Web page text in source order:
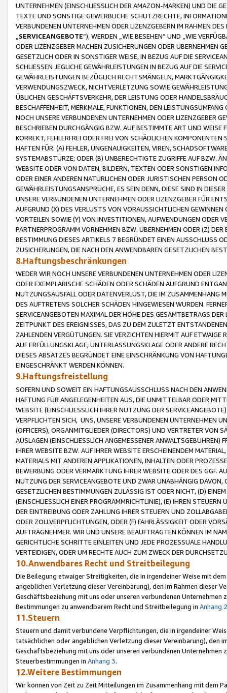
UNTERNEHMEN (EINSCHLIESSLICH DER AMAZON-MARKEN) UND DIE
TEXTE UND SONSTIGE GEWERBLICHE SCHUTZRECHTE,
VERBUNDENEN UNTERNEHMEN ODER LIZENZGEBERN IM RAHMEN
SERVICEANGEBOTE“), WERDEN „WIE BESEHEN“ UND „WIE
ODER LIZENZGEBER MACHEN ZUSICHERUNGEN ODER ÜBERNEHMEN
GESETZLICH ODER IN SONSTIGER WEISE, IN BEZUG AUF DIE
SCHLIESSEN JEGLICHE GEWÄHRLEISTUNGEN IN BEZUG AUF DIE
GEWÄHRLEISTUNGEN BEZÜGLICH RECHTSMÄNGELN,
VERWENDUNGSZWECK, NICHTVERLETZUNG SOWIE
ÜBLICHEN GESCHÄFTSVERKEHR, DER LEISTUNG ODER
BESCHAFFENHEIT, MERKMALE, FUNKTIONEN, DEN
NOCH UNSERE VERBUNDENEN UNTERNEHMEN ODER LIZENZGEBER
BESCHRIEBEN DURCHGÄNGIG BZW. AUF BESTIMMTE ART UND
KORREKT, FEHLERFREI ODER FREI VON SCHÄDLICHEN
HAFTEN FÜR: (A) FEHLER, UNGENAUIGKEITEN, VIREN,
SYSTEMABSTÜRZE; ODER (B) UNBERECHTIGTE ZUGRIFFE AUF BZW.
WEBSITE ODER VON DATEN, BILDERN, TEXTEN ODER SONSTIGEN
ODER EINER ANDEREN NATÜRLICHEN ODER JURISTISCHEN PERSON
GEWÄHRLEISTUNGSANSPRÜCHE, ES SEIN DENN, DIESE SIND IN
UNSERE VERBUNDENEN UNTERNEHMEN ODER LIZENZGEBER FÜR
AUFGRUND (X) DES VERLUSTS VON VORAUSSICHTLICHEN
VORTEILEN SOWIE (Y) VON INVESTITIONEN, AUFWENDUNGEN ODER
PARTNERPROGRAMM VORNEHMEN BZW. ÜBERNEHMEN ODER (Z)
BESTIMMUNG DIESES ARTIKELS 7 BEGRÜNDET EINEN AUSSCHLUSS
ZUSICHERUNGEN, DIE NACH DEN ANWENDBAREN GESETZLICHEN
8.Haftungsbeschränkungen
WEDER WIR NOCH UNSERE VERBUNDENEN UNTERNEHMEN ODER
ODER EXEMPLARISCHE SCHÄDEN ODER SCHÄDEN AUFGRUND
NUTZUNGSAUSFALL ODER DATENVERLUST, DIE IM ZUSAMMENHANG
DES AUFTRETENS SOLCHER SCHÄDEN HINGEWIESEN WURDEN.
SERVICEANGEBOTEN MAXIMAL DER HÖHE DES GESAMTBETRAGS
ZEITPUNKT DES EREIGNISSES, DAS ZU DEM ZULETZT
ZAHLENDEN VERGÜTUNGEN. SIE VERZICHTEN HIERMIT AUF
AUF ERFÜLLUNGSKLAGE, UNTERLASSUNGSKLAGE ODER ANDERE
DIESES ABSATZES BEGRÜNDET EINE EINSCHRÄNKUNG VON
EINGESCHRÄNKT WERDEN KÖNNEN.
9.Haftungsfreistellung
SOFERN UND SOWEIT EIN HAFTUNGSAUSSCHLUSS NACH DEN
HAFTUNG FÜR ANGELEGENHEITEN AUS, DIE UNMITTELBAR ODER
WEBSITE (EINSCHLIESSLICH IHRER NUTZUNG DER
VERPFLICHTEN SICH, UNS, UNSERE VERBUNDENEN UNTERNEHMEN
(OFFICERS), ORGANMITGLIEDER (DIRECTORS) UND VERTRETER VON
AUSLAGEN (EINSCHLIESSLICH ANGEMESSENER
IHRER WEBSITE BZW. AUF IHRER WEBSITE ERSCHEINENDEM
MATERIALS MIT ANDEREN APPLIKATIONEN, INHALTEN ODER
BEWERBUNG ODER VERMARKTUNG IHRER WEBSITE ODER DES GGF.
NUTZUNG DER SERVICEANGEBOTE UND ZWAR UNABHÄNGIG
GESETZLICHEN BESTIMMUNGEN ZULÄSSIG IST ODER NICHT, (D)
(EINSCHLIESSLICH EINER PROGRAMMRICHTLINIE), (E) IHREN
DER EINTREIBUNG ODER ZAHLUNG IHRER STEUERN UND
ODER ZOLLVERPFLICHTUNGEN, ODER (F) FAHRLÄSSIGKEIT ODER
AUFTRAGNEHMER. WIR UND UNSERE BEAUFTRAGTEN KÖNNEN IM
GERICHTLICHE SCHRITTE EINLEITEN UND JEDE PROZESSUALE
VERTEIDIGEN, ODER UM RECHTE AUCH ZUM ZWECK DER
10.Anwendbares Recht und Streitbeilegung
Die Beilegung etwaiger Streitigkeiten, die in irgendeiner Weise mit
angeblichen Verletzung dieser Vereinbarung), den im Rahmen dieser
Geschäftsbeziehung mit uns oder unseren verbundenen
Bestimmungen zu anwendbarem Recht und Streitbeilegung in Anhang 2
11.Steuern
Steuern und damit verbundene Verpflichtungen, die in irgendeiner
tatsächlichen oder angeblichen Verletzung dieser Vereinbarung), den
Geschäftsbeziehung mit uns oder unseren verbundenen
Steuerbestimmungen in Anhang 3.
12.Weitere Bestimmungen
Wir können von Zeit zu Zeit Mitteilungen im Zusammenhang mit dem